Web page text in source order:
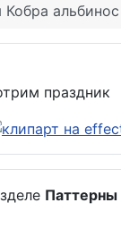
Кобра альбинос
Паттерны